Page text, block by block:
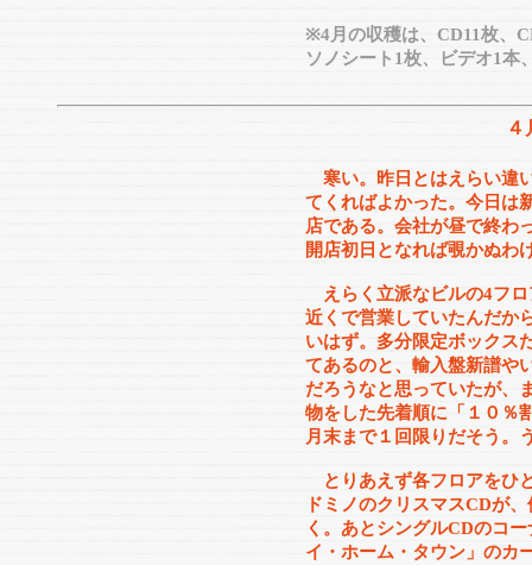
※4月の収穫は、CD11枚、
ソノシート1枚、ビデオ1本
４
寒い。昨日とはえらい違
てくればよかった。今日は
店である。会社が昼で終わ
開店初日となれば覗かぬわ
えらく立派なビルの4フロ
近くで営業していたんだか
いはず。多分限定ボックス
てあるのと、輸入盤新譜や
だろうなと思っていたが、
物をした先着順に「１０％
月末まで１回限りだそう。
とりあえず各フロアをひ
ドミノのクリスマスCDが
く。あとシングルCDのコ
イ・ホーム・タウン」のカ